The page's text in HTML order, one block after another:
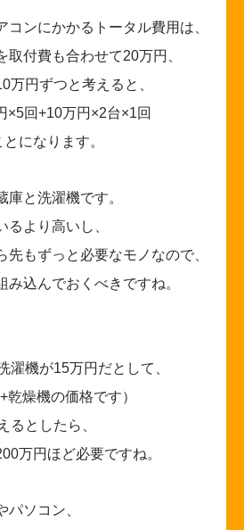
コンにかかるトータル費用は、
取付費も合わせて20万円、
万円ずつと考えると、
×5回+10万円×2台×1回
になります。
庫と洗濯機です。
るより高いし、
先もずっと必要なモノなので、
み込んでおくべきですね。
濯機が15万円だとして、
乾燥機の価格です）
るとしたら、
万円ほど必要ですね。
パソコン、